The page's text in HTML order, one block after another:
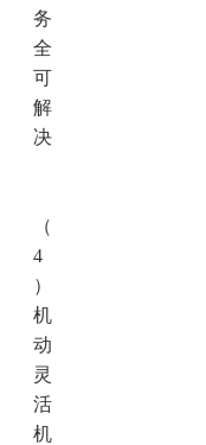
务
全
可
解
决
（
4
）
机
动
灵
活
机